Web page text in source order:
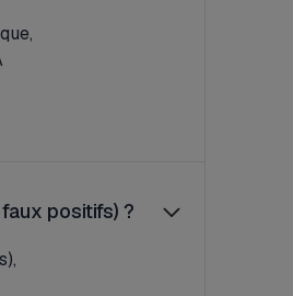
positifs) ?